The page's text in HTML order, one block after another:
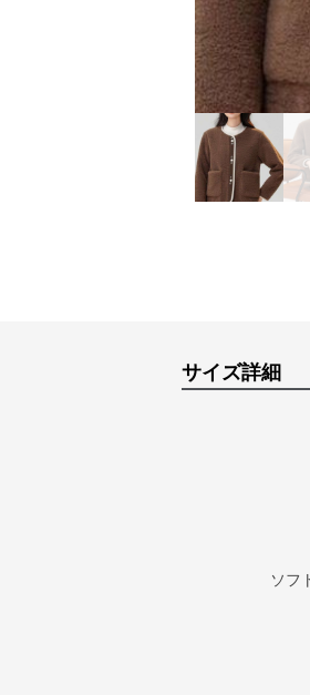
サイズ詳細
ソフ